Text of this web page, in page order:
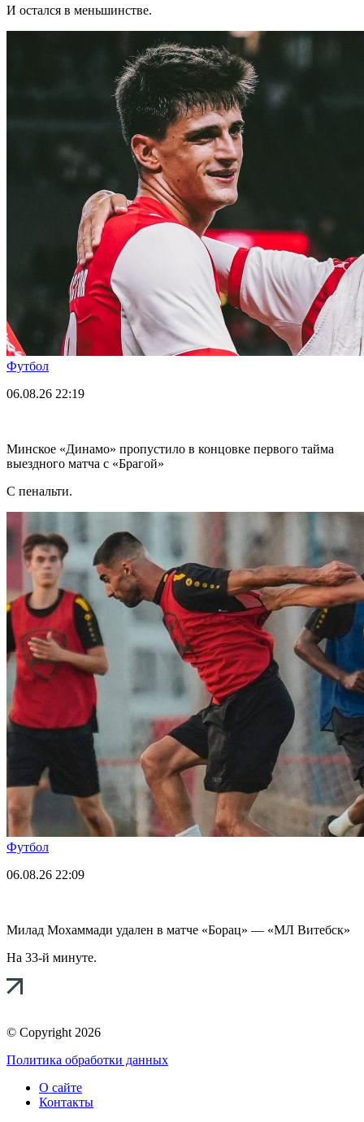
И остался в меньшинстве.
Футбол
06.08.26 22:19
Минское «Динамо» пропустило в концовке первого тайма
выездного матча с «Брагой»
С пенальти.
Футбол
06.08.26 22:09
Милад Мохаммади удален в матче «Борац» — «МЛ Витебск»
На 33-й минуте.
© Copyright 2026
Политика обработки данных
О сайте
Контакты